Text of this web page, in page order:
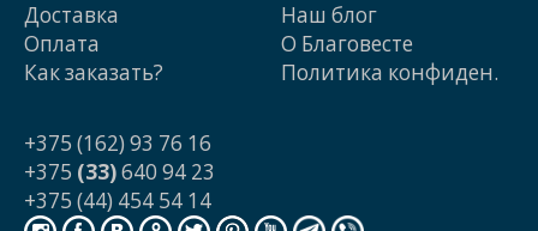
Доставка
Оплата
Как заказать?
Наш блог
О Благовесте
Политика конфиден.
+375 (162) 93 76 16
+375 (33)640 94 23
+375 (44) 454 54 14